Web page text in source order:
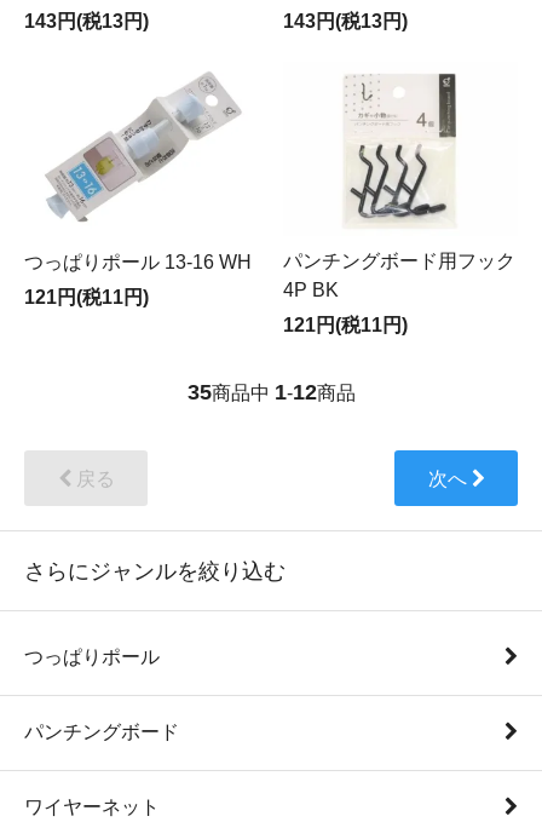
143円(税13円)
143円(税13円)
つっぱりポール 13-16 WH
121円(税11円)
パンチングボード用フック
4P BK
121円(税11円)
35商品中 1-12商品
戻る 次へ
さらにジャンルを絞り込む
つっぱりポール
パンチングボード
ワイヤーネット